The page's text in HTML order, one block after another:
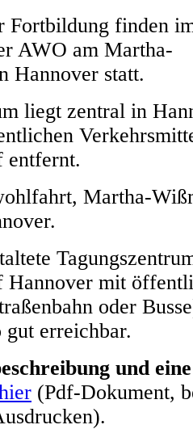
Fortbildung finden
AWO am Martha-
Hannover statt.
liegt zentral in
entfernt.
Martha-
Hannover mit
oder
erreichbar.
und eine
(Pdf-Dokument,